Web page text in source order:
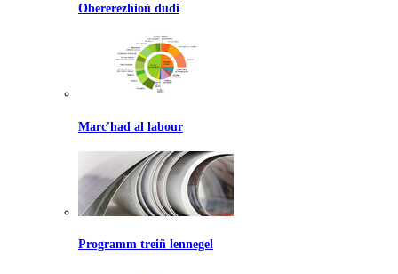
Obererezhioù dudi
Marc'had al labour
Programm treiñ lennegel